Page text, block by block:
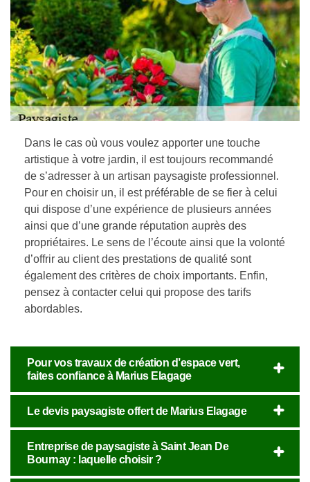
Dans le cas où vous voulez apporter une touche
artistique à votre jardin, il est toujours recommandé
de s’adresser à un artisan paysagiste professionnel.
Pour en choisir un, il est préférable de se fier à celui
qui dispose d’une expérience de plusieurs années
ainsi que d’une grande réputation auprès des
propriétaires. Le sens de l’écoute ainsi que la volonté
d’offrir au client des prestations de qualité sont
également des critères de choix importants. Enfin,
pensez à contacter celui qui propose des tarifs
abordables.
Pour vos travaux de création d’espace vert,
faites confiance à Marius Elagage
Le devis paysagiste offert de Marius Elagage
Entreprise de paysagiste à Saint Jean De
Bournay : laquelle choisir ?